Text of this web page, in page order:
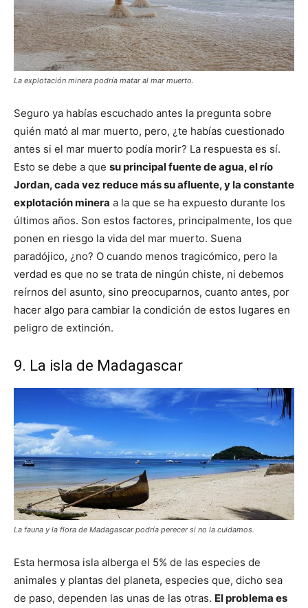
La explotación minera podría matar al mar muerto.
Seguro ya habías escuchado antes la pregunta sobre
quién mató al mar muerto, pero, ¿te habías cuestionado
antes si el mar muerto podía morir? La respuesta es sí.
Esto se debe a que su principal fuente de agua, el río
Jordan, cada vez reduce más su afluente, y la constante
explotación minera a la que se ha expuesto durante los
últimos años. Son estos factores, principalmente, los que
ponen en riesgo la vida del mar muerto. Suena
paradójico, ¿no? O cuando menos tragicómico, pero la
verdad es que no se trata de ningún chiste, ni debemos
reírnos del asunto, sino preocuparnos, cuanto antes, por
hacer algo para cambiar la condición de estos lugares en
peligro de extinción.
9. La isla de Madagascar
La fauna y la flora de Madagascar podría perecer si no la cuidamos.
Esta hermosa isla alberga el 5% de las especies de
animales y plantas del planeta, especies que, dicho sea
de paso, dependen las unas de las otras. El problema es